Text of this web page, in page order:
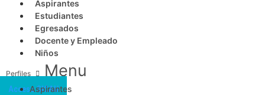
Aspirantes
Estudiantes
Egresados
Docente y Empleado
Niños
Menu
Aspirantes
Acceso SICAU